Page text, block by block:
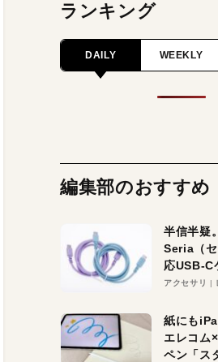
ランキング
DAILY WEEKLY
編集部のおすすめ
半信半疑
Seria（
応USB-C
を検証。
アクセサリ
紙にも
エレコム
ペン「ス